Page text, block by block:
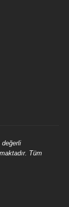
değerli
Tüm